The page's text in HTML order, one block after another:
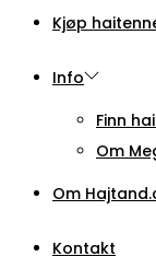
Kjøp
Info
Finn
Om
Om
Kontakt